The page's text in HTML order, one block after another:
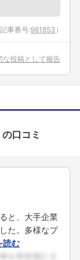
記事番号:981853 ）
な投稿として報告
の口コミ
と、大手企業
た。多様なプ
読む